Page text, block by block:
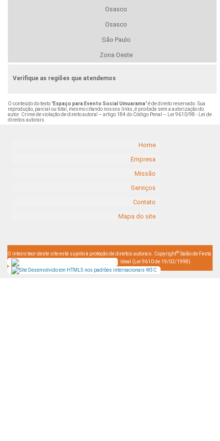
Osasco
Osasco
São Paulo
Zona Oeste
Verifique as regiões que atendemos
O conteúdo do texto "Espaço para Evento Social Umuarama" é de direito reservado. Sua
reprodução, parcial ou total, mesmo citando nossos links, é proibida sem a autorização do
autor. Crime de violação de direito autoral – artigo 184 do Código Penal –
Lei 9610/98 - Lei de
direitos autorais
Home
Empresa
Missão
Serviços
Contato
Mapa do site
O inteiro teor deste site está sujeito à proteção de direitos autorais. Copyright© Salão de Festa
Ideal (Lei 9610 de 19/02/1998)